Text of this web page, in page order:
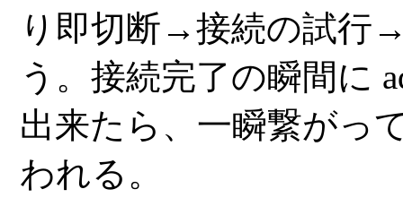
り即切断→接続の試行
う。接続完了の瞬間に
出来たら、一瞬繋がっ
われる。